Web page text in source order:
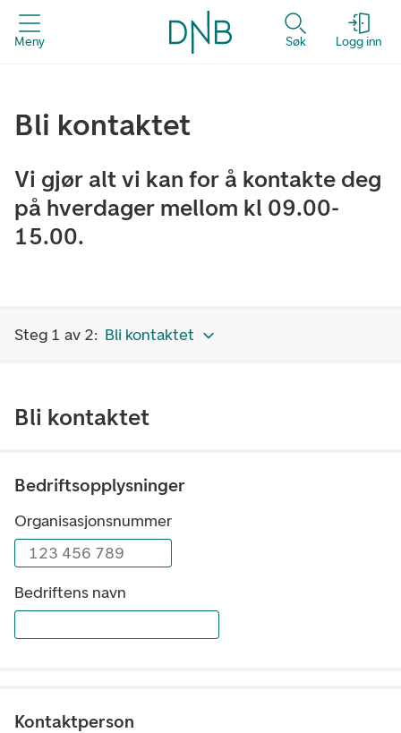
Meny Søk Logg inn
Bli kontaktet
Vi gjør alt vi kan for å kontakte deg
på hverdager mellom kl 09.00-
15.00.
Steg 1 av 2: Bli kontaktet
Bli kontaktet
Bedriftsopplysninger
Organisasjonsnummer
123 456 789
Bedriftens navn
Kontaktperson